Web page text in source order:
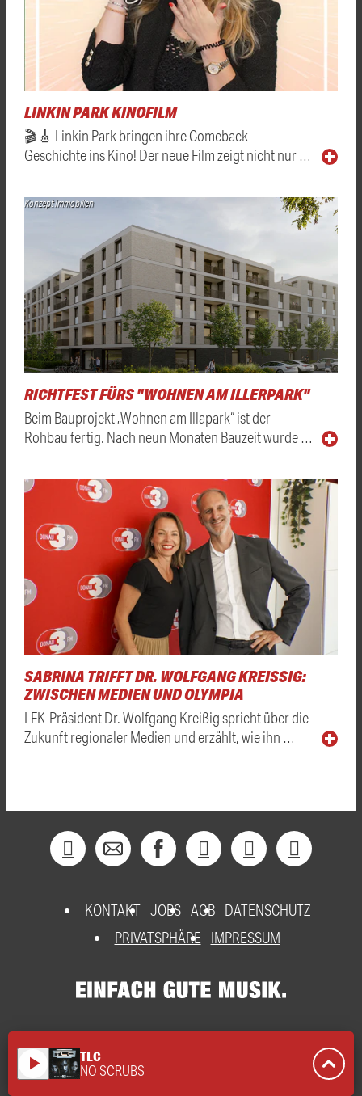
LINKIN PARK KINOFILM
🎬🎸 Linkin Park bringen ihre Comeback-
Geschichte ins Kino! Der neue Film zeigt nicht nur …
Konzept Immobilien
RICHTFEST FÜRS "WOHNEN AM ILLERPARK"
Beim Bauprojekt „Wohnen am Illapark“ ist der
Rohbau fertig. Nach neun Monaten Bauzeit wurde …
SABRINA TRIFFT DR. WOLFGANG KREISSIG: Z
WISCHEN MEDIEN UND OLYMPIA
LFK-Präsident Dr. Wolfgang Kreißig spricht über die
Zukunft regionaler Medien und erzählt, wie ihn …
KONTAKT JOBS AGB DATENSCHUTZ
PRIVATSPHÄRE
IMPRESSUM
play_arrow TLC
NO SCRUBS